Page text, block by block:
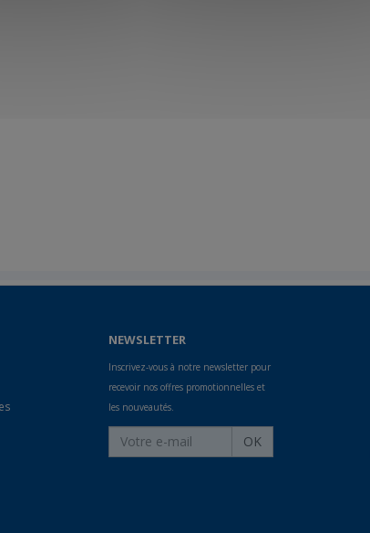
NEWSLETTER
Inscrivez-vous à notre newsletter pour
recevoir nos offres promotionnelles et
les nouveautés.
OK